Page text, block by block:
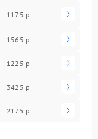
1175 р
1565 р
1225 р
3425 р
2175 р